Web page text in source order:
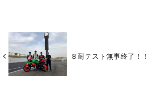
８耐テスト無事終了！！